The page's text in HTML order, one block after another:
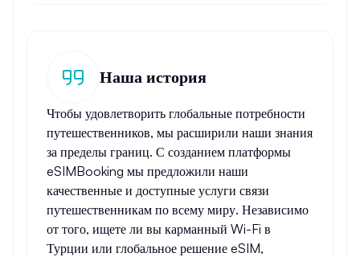
Наша история
Чтобы удовлетворить глобальные потребности
путешественников, мы расширили наши знания
за пределы границ. С созданием платформы
eSIMBooking мы предложили наши
качественные и доступные услуги связи
путешественникам по всему миру. Независимо
от того, ищете ли вы карманный Wi-Fi в
Турции или глобальное решение eSIM,